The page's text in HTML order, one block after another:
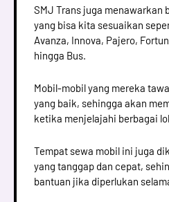
SMJ Trans juga menawarkan
yang bisa kita sesuaikan
Avanza, Innova, Pajero,
hingga Bus.
Mobil-mobil yang mereka
yang baik, sehingga akan
ketika menjelajahi berbagai
Tempat sewa mobil ini juga
yang tanggap dan cepat,
bantuan jika diperlukan